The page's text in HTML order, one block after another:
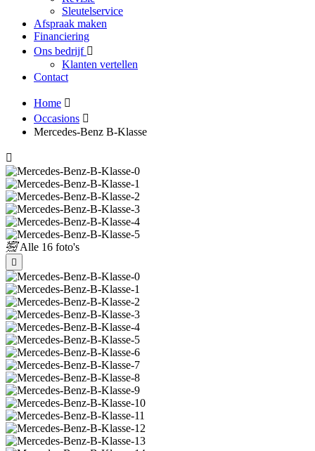
Sleutelservice
Afspraak maken
Financiering
Ons bedrijf
Klanten vertellen
Contact
Home
Occasions
Mercedes-Benz B-Klasse
Alle 16 foto's